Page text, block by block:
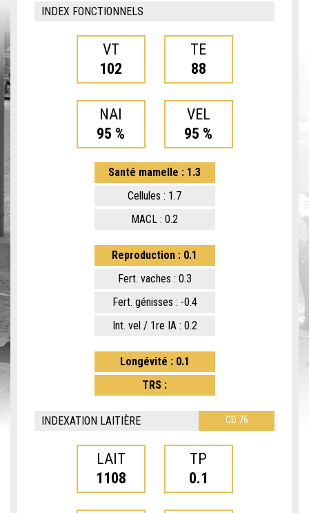
INDEX FONCTIONNELS
VT
102
TE
88
NAI
95 %
VEL
95 %
Santé mamelle : 1.3
Cellules : 1.7
MACL : 0.2
Reproduction : 0.1
Fert. vaches : 0.3
Fert. génisses : -0.4
Int. vel / 1re IA : 0.2
Longévité : 0.1
TRS :
INDEXATION LAITIÈRE CD 76
LAIT
1108
TP
0.1